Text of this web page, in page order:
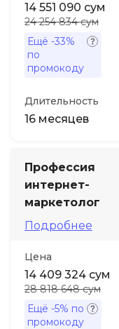
14 551 090 сум
24 254 834 сум
Ещё -33%
по
промокоду
Длительность
16 месяцев
Профессия
интернет-
маркетолог
Подробнее
Цена
14 409 324 сум
28 818 648 сум
Ещё -5% по
промокоду